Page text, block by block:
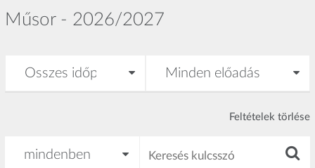
Műsor - 2026/2027
Feltételek törlése